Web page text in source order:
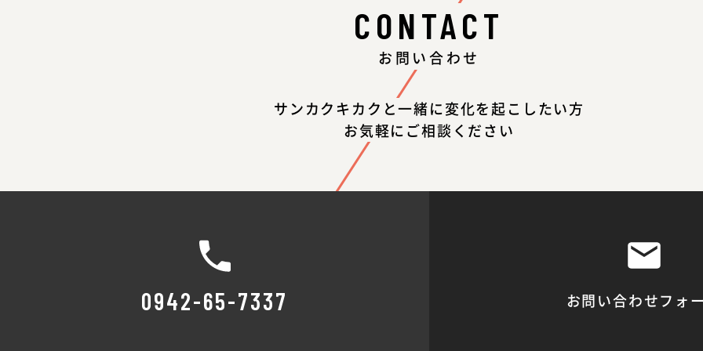
CONTACT
お問い合わせ
サンカクキカクと一緒に変化を起こしたい方
お気軽にご相談ください
0942-65-7337 お問い合わせフォ